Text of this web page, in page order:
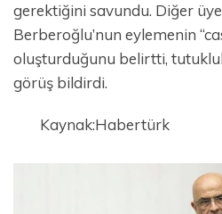
gerektiğini savundu. Diğer üye
Berberoğlu’nun eylemenin
oluşturduğunu belirtti,
görüş bildirdi.
Kaynak:Habertürk